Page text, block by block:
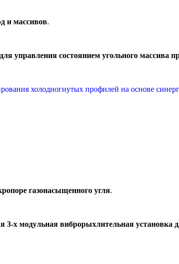
и массивов.
управления состоянием угольного массива
холодногнутых профилей на основе
газонасыщенного угля.
3-х модульная виброрыхлительная установка